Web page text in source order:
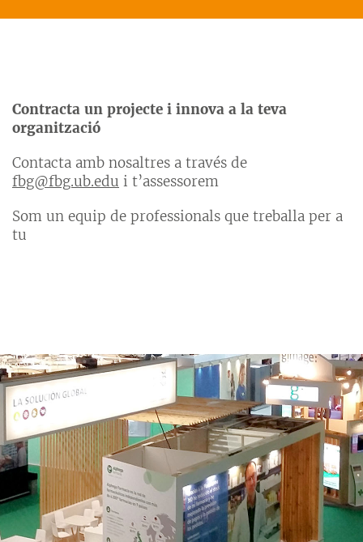
Contracta un projecte i innova a la teva
organització
Contacta amb nosaltres a través de
fbg@fbg.ub.edu i t’assessorem
Som un equip de professionals que treballa per a
tu